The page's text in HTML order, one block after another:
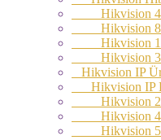
Hikvision 4
Hikvision 8
Hikvision 16
Hikvision 32
Hikvision IP
Hikvision IP
Hikvision 2
Hikvision 4
Hikvision 5